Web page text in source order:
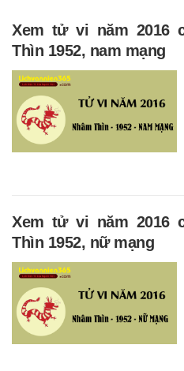
Xem tử vi năm 2016
Thìn 1952, nam mạng
Xem tử vi năm 2016
Thìn 1952, nữ mạng